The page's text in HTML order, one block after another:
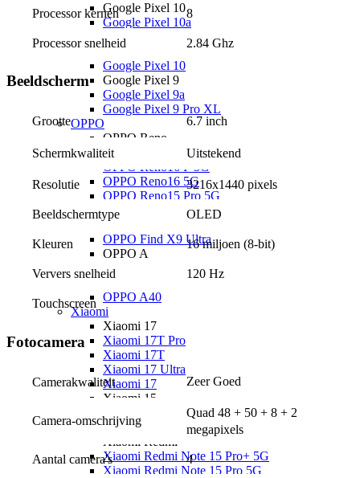
Google Pixel 10
Google Pixel 10a
Google Pixel 10 Pro XL
Google Pixel 10 Pro
Google Pixel 10
Google Pixel 9
Google Pixel 9a
Google Pixel 9 Pro XL
OPPO
OPPO Reno
OPPO Reno16 Pro 5G
OPPO Reno16 F 5G
OPPO Reno16 5G
OPPO Reno15 Pro 5G
OPPO Reno15 5G
OPPO Find X
OPPO Find X9 Ultra
OPPO A
OPPO A6x 5G
OPPO A6 5G
OPPO A40
Xiaomi
Xiaomi 17
Xiaomi 17T Pro
Xiaomi 17T
Xiaomi 17 Ultra
Xiaomi 17
Xiaomi 15
Xiaomi 15T
Xiaomi Redmi
Xiaomi Redmi Note 15 Pro+ 5G
Xiaomi Redmi Note 15 Pro 5G
Processor kernen 8
Processor snelheid 2.84 Ghz
Beeldscherm
Grootte 6.7 inch
Schermkwaliteit Uitstekend
Resolutie 3216x1440 pixels
Beeldschermtype OLED
Kleuren 16 miljoen (8-bit)
Ververs snelheid 120 Hz
Touchscreen
Fotocamera
Camerakwaliteit Zeer Goed
Camera-omschrijving
Quad 48 + 50 + 8 + 2
megapixels
Aantal camera's 4